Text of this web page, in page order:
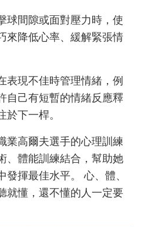
球間隙或面對壓力時，使
來降低心率、緩解緊張情
表現不佳時管理情緒，例
自己有短暫的情緒反應釋
於下一桿。
業高爾夫選手的心理訓練
、體能訓練結合，幫助她
發揮最佳水平。 心、體、
就懂，還不懂的人一定要